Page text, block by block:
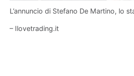
L’annuncio di Stefano De Martino, lo
– Ilovetrading.it